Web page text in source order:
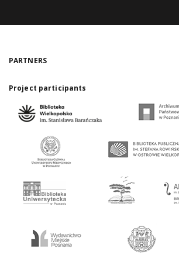
PARTNERS
Project participants